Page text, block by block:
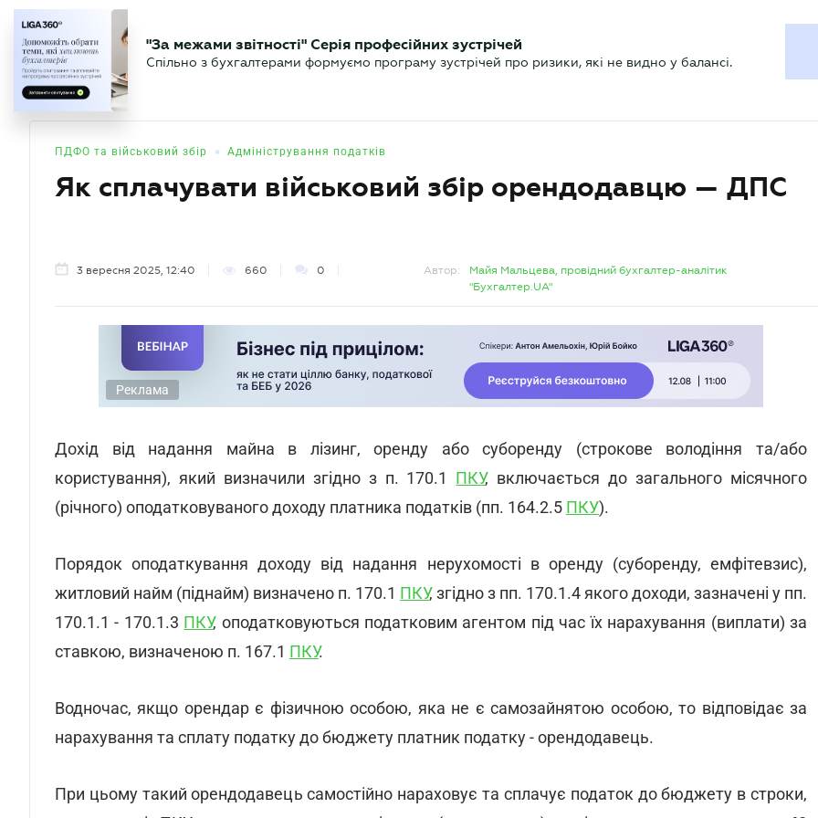
БУХГАЛТЕР Новини Аналітика Календар Актуально
"За межами звітності" Серія професійних зустрічей
Спільно з бухгалтерами формуємо програму зустрічей про ризики, які не видно у балансі.
ПДФО та військовий збір • Адміністрування податків
Як сплачувати військовий збір орендодавцю — ДПС
3 вересня 2025, 12:40 660 0 Автор:
Майя Мальцева, провідний бухгалтер-аналітик
"Бухгалтер.UA"
Реклама
Дохід від надання майна в лізинг, оренду або суборенду (строкове володіння та/або
користування), який визначили згідно з п. 170.1 ПКУ, включається до загального місячного
(річного) оподатковуваного доходу платника податків (пп. 164.2.5 ПКУ).
Порядок оподаткування доходу від надання нерухомості в оренду (суборенду, емфітевзис),
житловий найм (піднайм) визначено п. 170.1 ПКУ, згідно з пп. 170.1.4 якого доходи, зазначені у пп.
170.1.1 - 170.1.3 ПКУ, оподатковуються податковим агентом під час їх нарахування (виплати) за
ставкою, визначеною п. 167.1 ПКУ.
Водночас, якщо орендар є фізичною особою, яка не є самозайнятою особою, то відповідає за
нарахування та сплату податку до бюджету платник податку - орендодавець.
При цьому такий орендодавець самостійно нараховує та сплачує податок до бюджету в строки,